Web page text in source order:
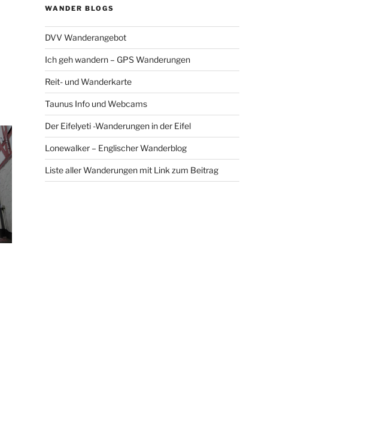
WANDER BLOGS
DVV Wanderangebot
Ich geh wandern – GPS Wanderungen
Reit- und Wanderkarte
Taunus Info und Webcams
Der Eifelyeti -Wanderungen in der Eifel
Lonewalker – Englischer Wanderblog
Liste aller Wanderungen mit Link zum Beitrag